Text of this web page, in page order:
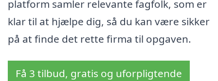
platform samler relevante fagfolk, som er
klar til at hjælpe dig, så du kan være sikker
på at finde det rette firma til opgaven.
Få 3 tilbud, gratis og uforpligtende